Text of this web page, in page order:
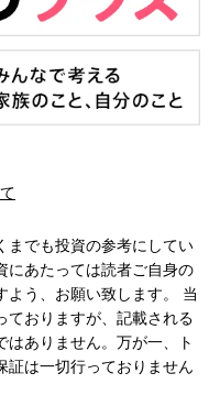
までも投資の参考にしてい
にあたっては読者ご自身の
よう、お願い致します。 当
ておりますが、記載される
ありません。万が一、ト
証は一切行っておりません